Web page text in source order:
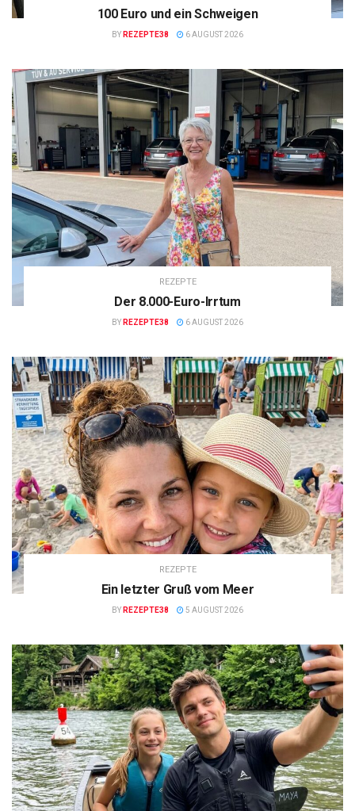
100 Euro und ein Schweigen
BY REZEPTE38 6 AUGUST 2026
REZEPTE
Der 8.000-Euro-Irrtum
BY REZEPTE38 6 AUGUST 2026
REZEPTE
Ein letzter Gruß vom Meer
BY REZEPTE38 5 AUGUST 2026